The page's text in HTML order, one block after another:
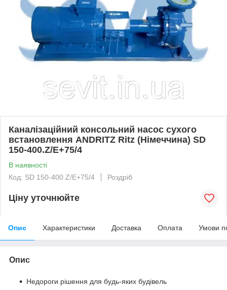
Каналізаційний консольний насос сухого
встановлення ANDRITZ Ritz (Німеччина) SD
150-400.Z/E+75/4
В наявності
Код: SD 150-400.Z/E+75/4
Роздріб
Ціну уточнюйте
Опис Характеристики Доставка Оплата Умови
Опис
Недороги рішення для будь-яких будівель